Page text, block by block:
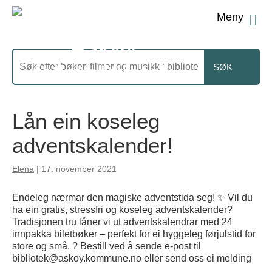
Meny
Lån ein koseleg
adventskalender!
Elena | 17. november 2021
Endeleg nærmar den magiske adventstida seg! ✨ Vil du
ha ein gratis, stressfri og koseleg adventskalender?
Tradisjonen tru låner vi ut adventskalendrar med 24
innpakka biletbøker – perfekt for ei hyggeleg førjulstid for
store og små. ? Bestill ved å sende e-post til
bibliotek@askoy.kommune.no eller send oss ei melding